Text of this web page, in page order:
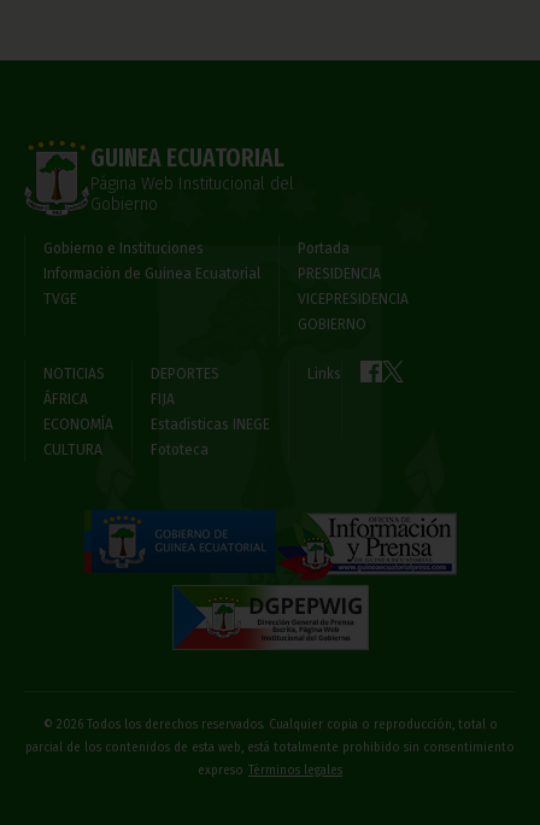
GUINEA ECUATORIAL
Página Web Institucional del
Gobierno
Gobierno e Instituciones
Información de Guinea Ecuatorial
TVGE
Portada
PRESIDENCIA
VICEPRESIDENCIA
GOBIERNO
NOTICIAS
ÁFRICA
ECONOMÍA
CULTURA
DEPORTES
FIJA
Estadísticas INEGE
Fototeca
Links
© 2026 Todos los derechos reservados. Cualquier copia o reproducción, total o
parcial de los contenidos de esta web, está totalmente prohibido sin consentimiento
expreso
Términos legales